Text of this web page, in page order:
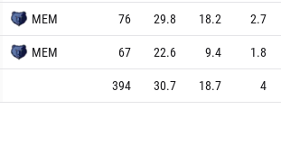
MEM 76 29.8 18.2
2.7
MEM 67 22.6 9.4
1.8
394 30.7 18.7 4